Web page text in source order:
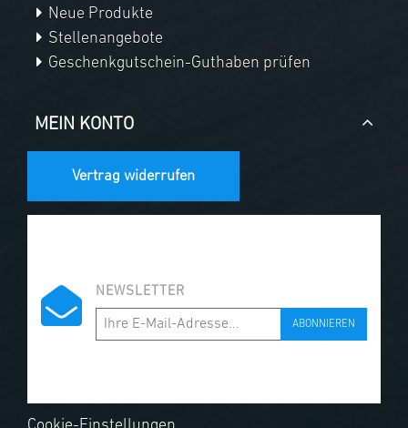
Neue Produkte
Stellenangebote
Geschenkgutschein-Guthaben prüfen
MEIN KONTO
Vertrag widerrufen
NEWSLETTER
ABONNIEREN